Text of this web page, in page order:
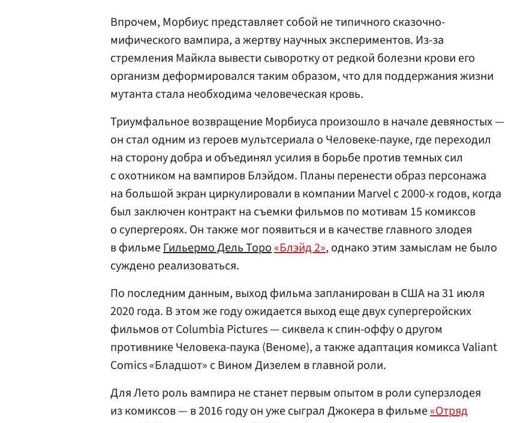
Впрочем, Морбиус представляет собой не типичного сказочно-
мифического вампира, а жертву научных экспериментов. Из-за
стремления Майкла вывести сыворотку от редкой болезни крови его
организм деформировался таким образом, что для поддержания жизни
мутанта стала необходима человеческая кровь.
Триумфальное возвращение Морбиуса произошло в начале девяностых —
он стал одним из героев мультсериала о Человеке-пауке, где переходил
на сторону добра и объединял усилия в борьбе против темных сил
с охотником на вампиров Блэйдом. Планы перенести образ персонажа
на большой экран циркулировали в компании Marvel с 2000-х годов, когда
был заключен контракт на съемки фильмов по мотивам 15 комиксов
о супергероях. Он также мог появиться и в качестве главного злодея
в фильмеГильермо Дель Торо«Блэйд 2», однако этим замыслам не было
суждено реализоваться.
По последним данным, выход фильма запланирован в США на 31 июля
2020 года. В этом же году ожидается выход еще двух супергеройских
фильмов от Columbia Pictures — сиквела к спин-оффу о другом
противнике Человека-паука (Веноме), а также адаптация комикса Valiant
Comics «Бладшот» с Вином Дизелем в главной роли.
Для Лето роль вампира не станет первым опытом в роли суперзлодея
из комиксов — в 2016 году он уже сыграл Джокера в фильме«Отряд